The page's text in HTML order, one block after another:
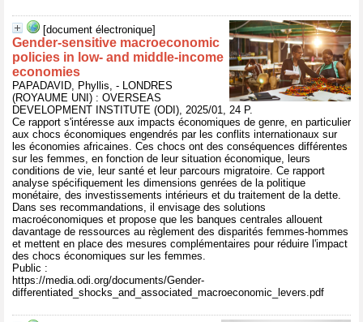
[document électronique]
Gender-sensitive macroeconomic
policies in low- and middle-income
economies
PAPADAVID, Phyllis, - LONDRES
(ROYAUME UNI) : OVERSEAS
DEVELOPMENT INSTITUTE (ODI), 2025/01, 24 P.
Ce rapport s'intéresse aux impacts économiques de genre, en particulier
aux chocs économiques engendrés par les conflits internationaux sur
les économies africaines. Ces chocs ont des conséquences différentes
sur les femmes, en fonction de leur situation économique, leurs
conditions de vie, leur santé et leur parcours migratoire. Ce rapport
analyse spécifiquement les dimensions genrées de la politique
monétaire, des investissements intérieurs et du traitement de la dette.
Dans ses recommandations, il envisage des solutions
macroéconomiques et propose que les banques centrales allouent
davantage de ressources au règlement des disparités femmes-hommes
et mettent en place des mesures complémentaires pour réduire l'impact
des chocs économiques sur les femmes.
Public :
https://media.odi.org/documents/Gender-
differentiated_shocks_and_associated_macroeconomic_levers.pdf